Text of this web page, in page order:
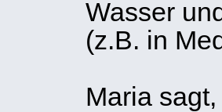
Wasser
(z.B. in
Maria